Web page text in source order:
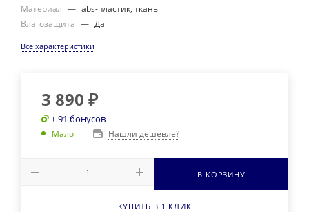
Материал — abs-пластик, ткань
Влагозащита — Да
Все характеристики
3 890 ₽
+ 91 бонусов
Мало Нашли дешевле?
В КОРЗИНУ
КУПИТЬ В 1 КЛИК